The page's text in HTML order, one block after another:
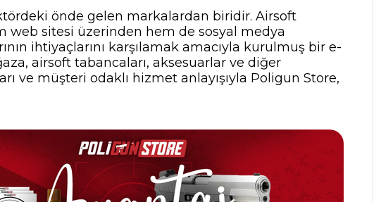
önde gelen markalardan biridir. Airsoft
web sitesi üzerinden hem de sosyal medya
ihtiyaçlarını karşılamak amacıyla kurulmuş bir e-
airsoft tabancaları, aksesuarlar ve diğer
müşteri odaklı hizmet anlayışıyla Poligun Store,